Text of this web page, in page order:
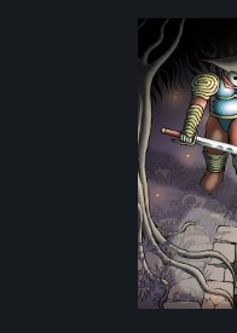
Sol
Cesto
–
Recensione:
la
1.0
del
roguelite
di